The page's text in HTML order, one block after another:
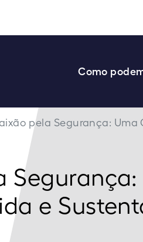
Como
pela Segurança: Uma
e